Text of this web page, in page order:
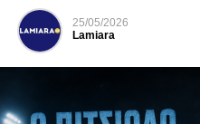
25/05/2026
Lamiara